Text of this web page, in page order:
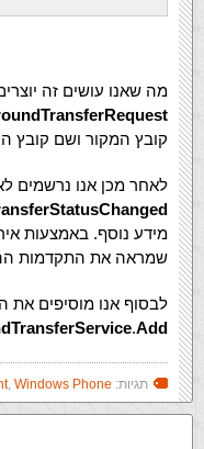
מה שאנו עושים זה
קובץ המקור ושם קובץ
לאחר מכן אנו נרשמים
שמראה את התקדמות
לבסוף אנו מוסיפים את
.Add
תגיות: , Windows Phone